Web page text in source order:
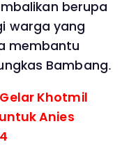
berupa
warga yang
membantu
Bambang.
Khotmil
Anies